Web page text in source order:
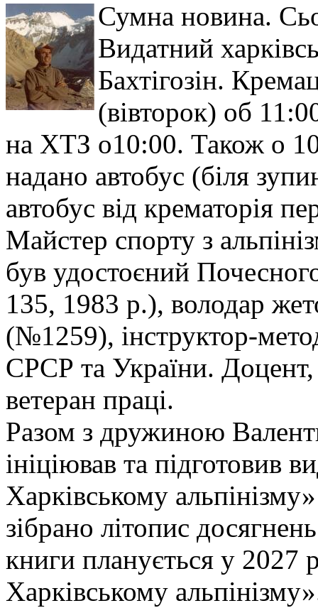
Сумна новина.
Видатний
Бахтігозін.
(вівторок) об
на ХТЗ о10:00. Також о
надано автобус (біля
автобус від крематорія
Майстер спорту з
був удостоєний
135, 1983 р.), володар
(№1259), інструктор-
СРСР та України. Доцент,
ветеран праці.
Разом з дружиною
ініціював та підготовив
Харківському
зібрано літопис
книги планується у 2027
Харківському